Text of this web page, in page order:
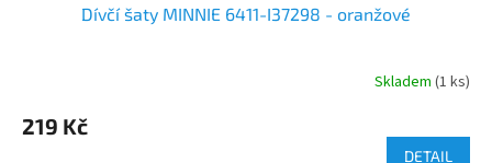
Dívčí šaty MINNIE 6411-I37298 - oranžové
Skladem (1 ks)
219 Kč
DETAIL